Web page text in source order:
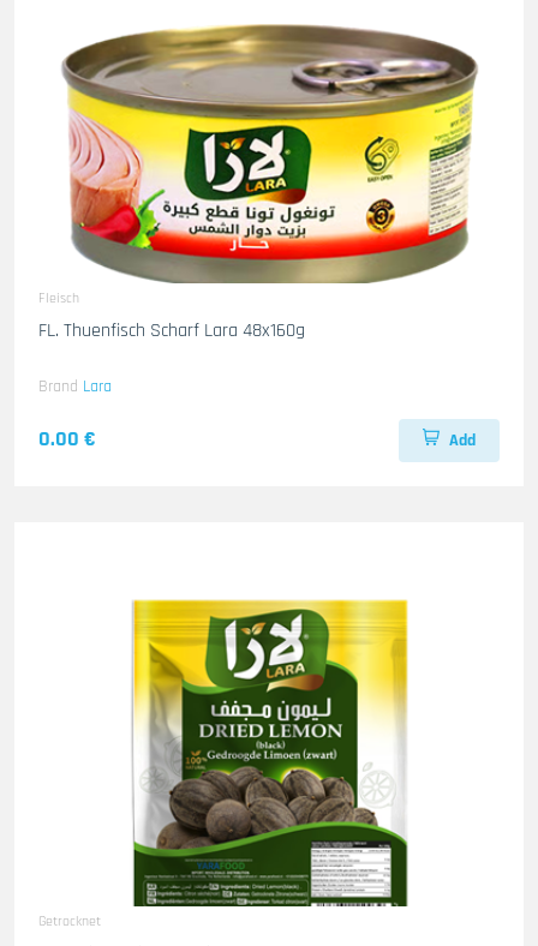
Fleisch
FL. Thuenfisch Scharf Lara 48x160g
Brand Lara
0.00 € Add
Getrocknet